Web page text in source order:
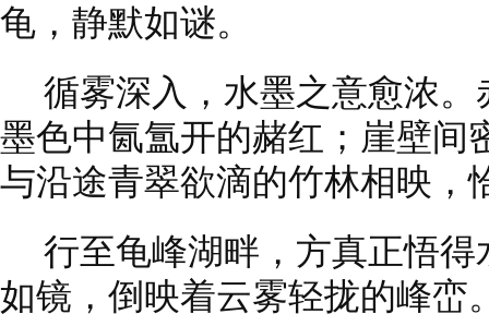
龟，静默如谜。
循雾深入，水墨之意愈浓
墨色中氤氲开的赭红；崖壁间
与沿途青翠欲滴的竹林相映，
行至龟峰湖畔，方真正悟
如镜，倒映着云雾轻拢的峰峦